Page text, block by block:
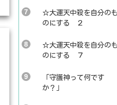
☆大運天中殺を自分のも
のにする ２
☆大運天中殺を自分のも
のにする ７
「守護神って何です
か？」